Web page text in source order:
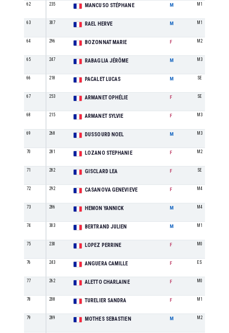
62 235 MANCUSO STÉPHANE M M1
63 307 RAEL HERVE M M1
64 296 BOZONNAT MARIE F M2
65 247 RABAGLIA JÉRÔME M M3
66 218 PACALET LUCAS M SE
67 253 ARMANET OPHÉLIE F SE
68 215 ARMANET SYLVIE F M3
69 268 DUSSOURD NOEL M M3
70 281 LOZANO STEPHANIE F M2
71 282 GISCLARD LEA F SE
72 292 CASANOVA GENEVIEVE F M4
73 286 HEMON YANNICK M M4
74 303 BERTRAND JULIEN M M1
75 230 LOPEZ PERRINE F M0
76 243 ANGUERA CAMILLE F ES
77 262 ALETTO CHARLAINE F M0
78 208 TURELIER SANDRA F M1
79 289 MOTHES SEBASTIEN M M2